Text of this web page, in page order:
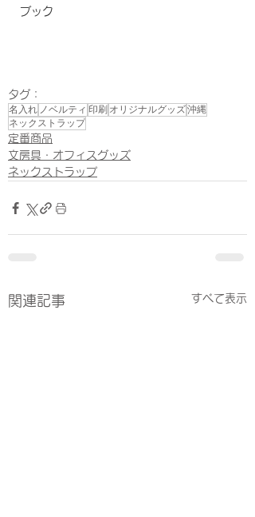
ブック
タグ：
名入れ ノベルティ 印刷 オリジナルグッズ沖縄
ネックストラップ
定番商品
文房具・オフィスグッズ
ネックストラップ
関連記事 すべて表示